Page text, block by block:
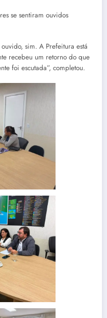
se sentiram ouvidos
sim. A Prefeitura está
recebeu um retorno do que
foi escutada”, completou.